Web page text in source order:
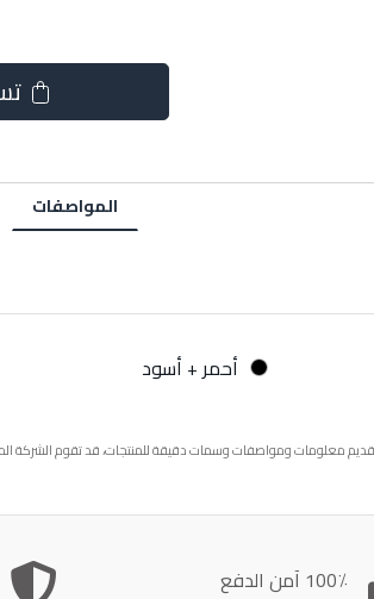
المواصفات
أحمر + أسود
معلومات ومواصفات وسمات دقيقة للمنتجات، قد تقوم الشركة
100٪ آمن الدفع